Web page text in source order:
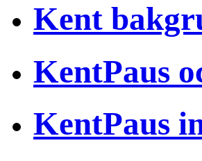
Kent
KentPaus
KentPaus